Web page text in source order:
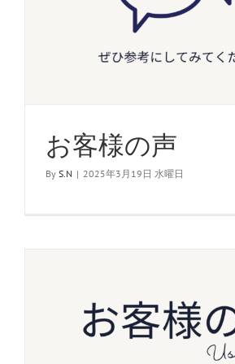
お客様の声
By S.N | 2025年3月19日 水曜日